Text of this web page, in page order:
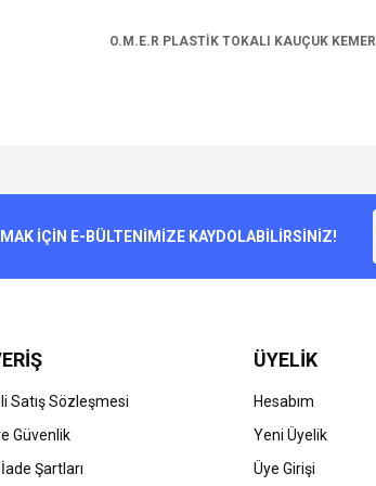
O.M.E.R PLASTİK TOKALI KAUÇUK KEMER
İÇİN E-BÜLTENİMİZE KAYDOLABİLİRSİNİZ!
Satış Sözleşmesi
Güvenlik
Şartları
ÜYELİK
Hesabım
Yeni Üyelik
Üye Girişi